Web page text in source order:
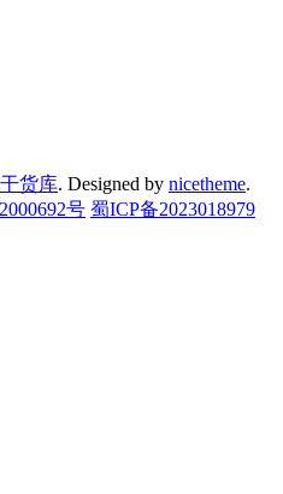
货库. Designed by nicetheme.
号 蜀ICP备2023018979